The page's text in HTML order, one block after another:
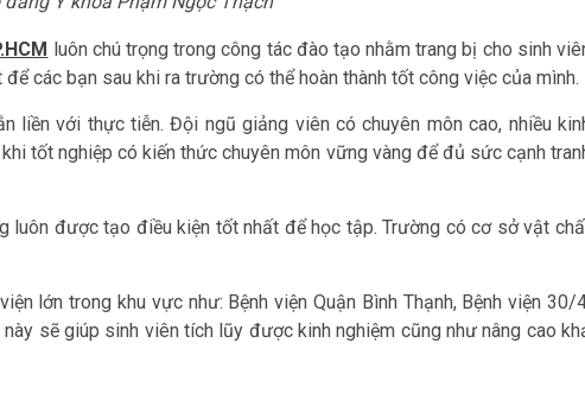
luôn chú trọng trong công tác đào tạo nhằm trang bị cho sinh
các bạn sau khi ra trường có thể hoàn thành tốt công việc của mình.
liền với thực tiễn. Đội ngũ giảng viên có chuyên môn cao, nhiều
tốt nghiệp có kiến thức chuyên môn vững vàng để đủ sức cạnh
được tạo điều kiện tốt nhất để học tập. Trường có cơ sở vật
lớn trong khu vực như: Bệnh viện Quận Bình Thạnh, Bệnh viện 30/
này sẽ giúp sinh viên tích lũy được kinh nghiệm cũng như nâng cao